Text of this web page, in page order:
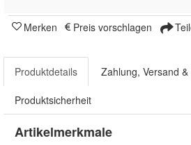
Merken Preis vorschlagen
Produktdetails Zahlung, Versand
Produktsicherheit
Artikelmerkmale